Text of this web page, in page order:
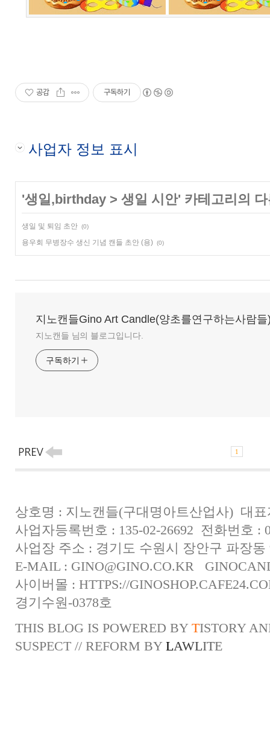
공감 구독하기
사업자 정보 표시
'생일,birthday > 생일 시안' 카테고리의
생일 및 퇴임 초안 (0)
용우회 무병장수 생신 기념 캔들 초안 (용) (0)
지노캔들Gino Art Candle(양초를연구하는사람들
지노캔들 님의 블로그입니다.
구독하기
1
상호명 : 지노캔들(구대명아트산업사) 대
사업자등록번호 : 135-02-26692 전화번호 :
사업장 주소 : 경기도 수원시 장안구 파장동
E-MAIL : GINO@GINO.CO.KR
사이버몰 : HTTPS://
경기수원-0378호
THIS BLOG IS POWERED BY TISTORY
SUSPECT // REFORM BY LAWLITE